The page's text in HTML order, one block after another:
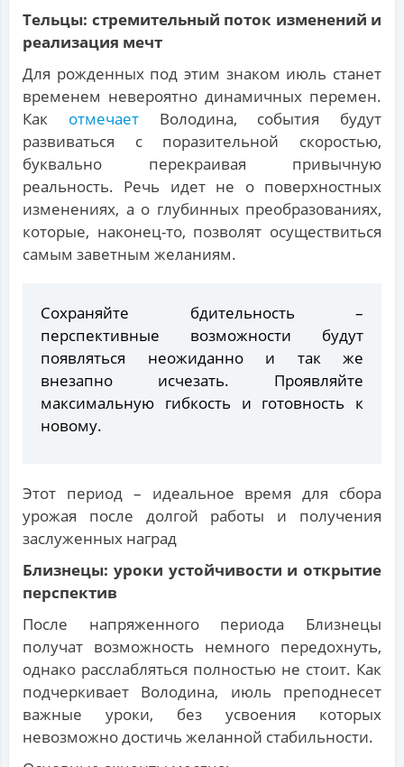
Тельцы: стремительный поток изменений и
реализация мечт
Для рожденных под этим знаком июль станет
временем невероятно динамичных перемен.
Как отмечаетВолодина, события будут
развиваться с поразительной скоростью,
буквально перекраивая привычную
реальность. Речь идет не о поверхностных
изменениях, а о глубинных преобразованиях,
которые, наконец-то, позволят осуществиться
самым заветным желаниям.
Сохраняйте бдительность –
перспективные возможности будут
появляться неожиданно и так же
внезапно исчезать. Проявляйте
максимальную гибкость и готовность к
новому.
Этот период – идеальное время для сбора
урожая после долгой работы и получения
заслуженных наград
Близнецы: уроки устойчивости и открытие
перспектив
После напряженного периода Близнецы
получат возможность немного передохнуть,
однако расслабляться полностью не стоит. Как
подчеркивает Володина, июль преподнесет
важные уроки, без усвоения которых
невозможно достичь желанной стабильности.